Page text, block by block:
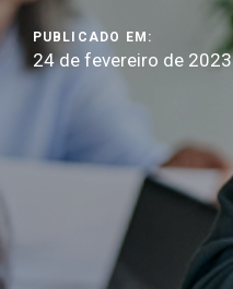
PUBLICADO EM:
24 de fevereiro de 2023